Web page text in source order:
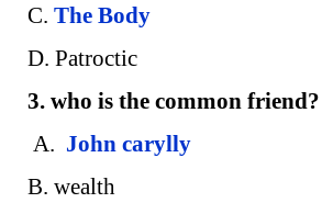
C. The Body
D. Patroctic
3. who is the common friend?
A. John carylly
B. wealth